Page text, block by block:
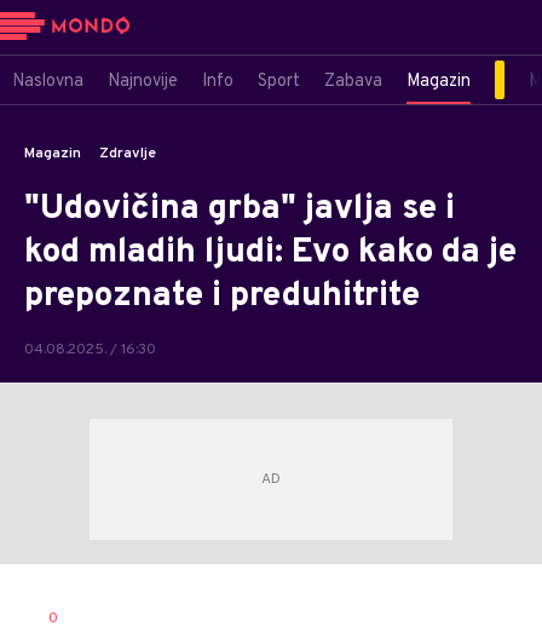
Naslovna Najnovije Info Sport Zabava Magazin
Magazin Zdravlje
"Udovičina grba" javlja se i
kod mladih ljudi: Evo kako da je
prepoznate i preduhitrite
04.08.2025. / 16:30
AUTOR
0